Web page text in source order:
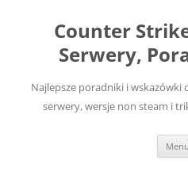
Counter
Serwery,
Najlepsze poradniki i wskazówki
serwery, wersje non steam i
Menu